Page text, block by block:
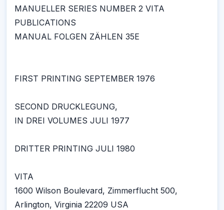
MANUELLER SERIES NUMBER 2 VITA
PUBLICATIONS
MANUAL FOLGEN ZÄHLEN 35E
FIRST PRINTING SEPTEMBER 1976
SECOND DRUCKLEGUNG,
IN DREI VOLUMES JULI 1977
DRITTER PRINTING JULI 1980
VITA
1600 Wilson Boulevard, Zimmerflucht 500,
Arlington, Virginia 22209 USA